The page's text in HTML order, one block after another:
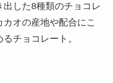
出した8種類のチョコレ
オの産地や配合にこ
チョコレート。